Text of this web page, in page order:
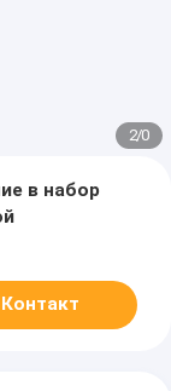
2/0
в набор
Контакт